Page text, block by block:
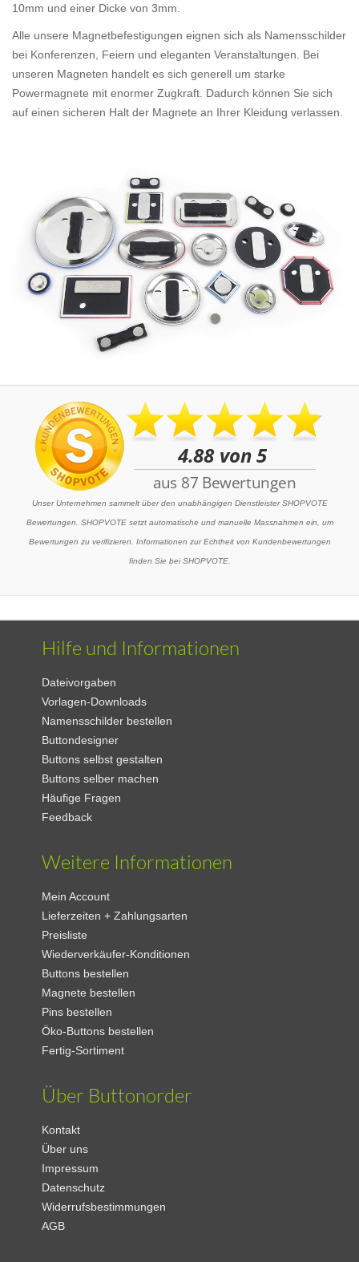
10mm und einer Dicke von 3mm.
Alle unsere Magnetbefestigungen eignen sich als Namensschilder
bei Konferenzen, Feiern und eleganten Veranstaltungen. Bei
unseren Magneten handelt es sich generell um starke
Powermagnete mit enormer Zugkraft. Dadurch können Sie sich
auf einen sicheren Halt der Magnete an Ihrer Kleidung verlassen.
Unser Unternehmen sammelt über den unabhängigen Dienstleister SHOPVOTE
Bewertungen. SHOPVOTE setzt automatische und manuelle Massnahmen ein, um
Bewertungen zu verifizieren. Informationen zur Echtheit von Kundenbewertungen
finden Sie bei SHOPVOTE.
Hilfe und Informationen
Dateivorgaben
Vorlagen-Downloads
Namensschilder bestellen
Buttondesigner
Buttons selbst gestalten
Buttons selber machen
Häufige Fragen
Feedback
Weitere Informationen
Mein Account
Lieferzeiten + Zahlungsarten
Preisliste
Wiederverkäufer-Konditionen
Buttons bestellen
Magnete bestellen
Pins bestellen
Öko-Buttons bestellen
Fertig-Sortiment
Über Buttonorder
Kontakt
Über uns
Impressum
Datenschutz
Widerrufsbestimmungen
AGB